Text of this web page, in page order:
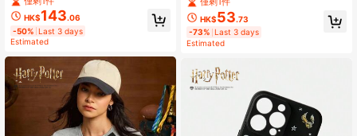
HK$143.06
-50% Last 3 days
Estimated
HK$53.73
-73% Last 3 days
Estimated